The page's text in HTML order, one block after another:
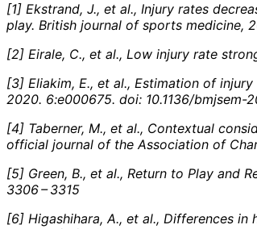
[1] Ekstrand, J., et al., Injury rates
play. British journal of sports medicine,
[2] Eirale, C., et al., Low injury rate
[3] Eliakim, E., et al., Estimation of
2020. 6:e000675. doi: 10.1136/bmjsem-
[4] Taberner, M., et al., Contextual
official journal of the Association of
[5] Green, B., et al., Return to Play and
3306 – 3315
[6] Higashihara, A., et al., Differences